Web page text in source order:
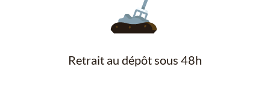
Retrait au dépôt sous 48h